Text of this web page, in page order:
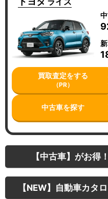
買取査定をする
（PR）
中古車を探す
【中古車】がお得
【NEW】自動車カタ